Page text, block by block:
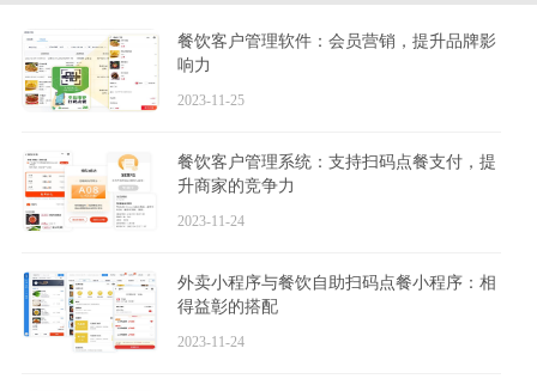
餐饮客户管理软件：会员营销，提升品牌影
响力
2023-11-25
餐饮客户管理系统：支持扫码点餐支付，提
升商家的竞争力
2023-11-24
外卖小程序与餐饮自助扫码点餐小程序：相
得益彰的搭配
2023-11-24